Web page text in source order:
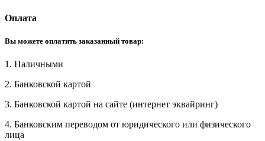
Оплата
Вы можете оплатить заказанный товар:
1. Наличными
2. Банковской картой
3. Банковской картой на сайте (интернет эквайринг)
4. Банковским переводом от юридического или физического
лица